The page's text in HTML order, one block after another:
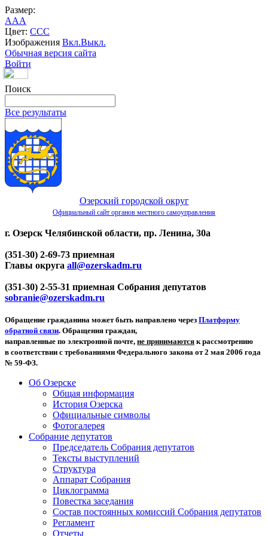
Размер:
AAA
Цвет: CCC
Изображения Вкл.Выкл.
Обычная версия сайта
Войти
Поиск
Все результаты
Озерский городской округ
Официальный сайт органов местного самоуправления
г. Озерск Челябинской области, пр. Ленина, 30а
(351-30) 2-69-73 приемная
Главы округа all@ozerskadm.ru
(351-30) 2-55-31 приемная Собрания депутатов
sobranie@ozerskadm.ru
Обращение гражданина может быть направлено через Платформу
обратной связи. Обращения граждан,
направленные по электронной почте, не принимаются к рассмотрению
в соответствии с требованиями Федерального закона от 2 мая 2006 года
№ 59-ФЗ.
Об Озерске
Общая информация
История Озерска
Официальные символы
Фотогалерея
Собрание депутатов
Председатель Собрания депутатов
Тексты выступлений
Структура
Аппарат Собрания
Циклограмма
Повестка заседания
Состав постоянных комиссий Собрания депутатов
Регламент
Отчеты